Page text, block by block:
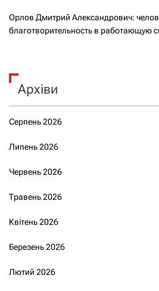
Орлов Дмитрий Александрович:
благотворительность в работающую
Архіви
Серпень 2026
Липень 2026
Червень 2026
Травень 2026
Квітень 2026
Березень 2026
Лютий 2026